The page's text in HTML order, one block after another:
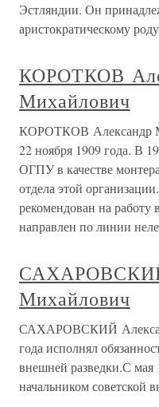
Эстляндии. Он
аристократическому
КОРОТКОВ
Михайлович
КОРОТКОВ Александр
22 ноября 1909 года. В
ОГПУ в качестве
отдела этой
рекомендован на
направлен по линии
Михайлович
САХАРОВСКИЙ
года исполнял
внешней разведки.С мая
начальником советской